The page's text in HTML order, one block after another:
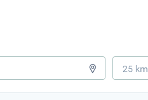
25 km